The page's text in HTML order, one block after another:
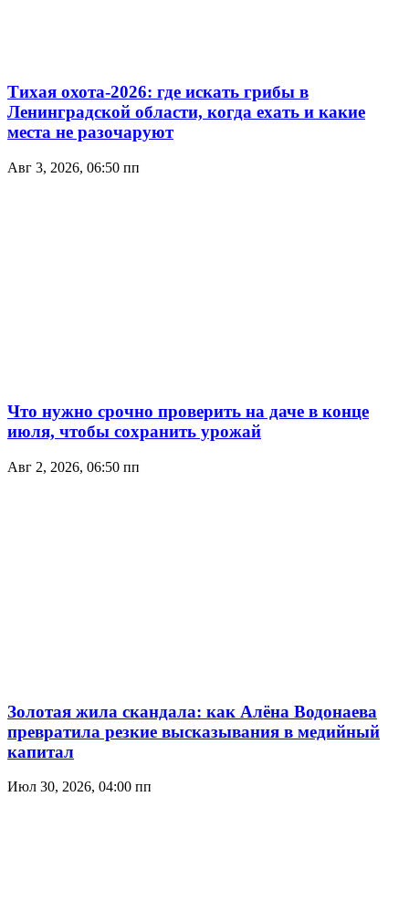
Тихая охота-2026: где искать грибы в
Ленинградской области, когда ехать и какие
места не разочаруют
Авг 3, 2026, 06:50 пп
Что нужно срочно проверить на даче в конце
июля, чтобы сохранить урожай
Авг 2, 2026, 06:50 пп
Золотая жила скандала: как Алёна Водонаева
превратила резкие высказывания в медийный
капитал
Июл 30, 2026, 04:00 пп